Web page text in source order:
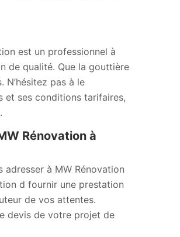
est un professionnel à
de qualité. Que la gouttière
pas à le
et ses conditions tarifaires,
Rénovation à
à MW Rénovation
d fournir une prestation
de vos attentes.
devis de votre projet de